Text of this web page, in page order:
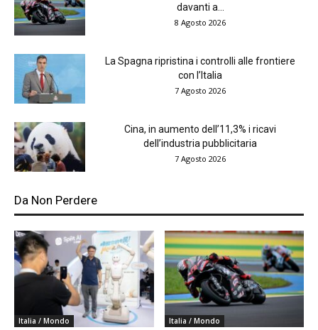
davanti a...
8 Agosto 2026
La Spagna ripristina i controlli alle frontiere
con l’Italia
7 Agosto 2026
Cina, in aumento dell’11,3% i ricavi
dell’industria pubblicitaria
7 Agosto 2026
Da Non Perdere
Italia / Mondo Italia / Mondo